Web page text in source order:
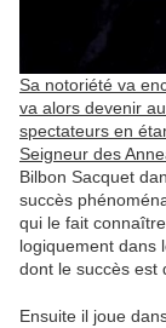
Sa notoriété va
va alors devenir
spectateurs en
Seigneur des
Bilbon Sacquet
succès
qui le fait
logiquement dans
dont le succès est
Ensuite il joue